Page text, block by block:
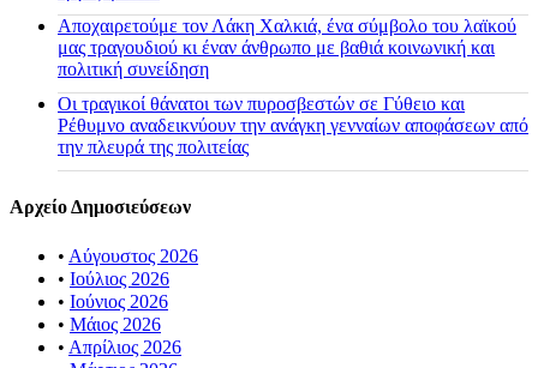
Αποχαιρετούμε τον Λάκη Χαλκιά, ένα σύμβολο του λαϊκού
μας τραγουδιού κι έναν άνθρωπο με βαθιά κοινωνική και
πολιτική συνείδηση
Οι τραγικοί θάνατοι των πυροσβεστών σε Γύθειο και
Ρέθυμνο αναδεικνύουν την ανάγκη γενναίων αποφάσεων από
την πλευρά της πολιτείας
Αρχείο Δημοσιεύσεων
• Αύγουστος 2026
• Ιούλιος 2026
• Ιούνιος 2026
• Μάιος 2026
• Απρίλιος 2026